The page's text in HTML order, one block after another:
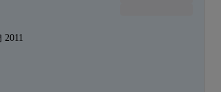
2011